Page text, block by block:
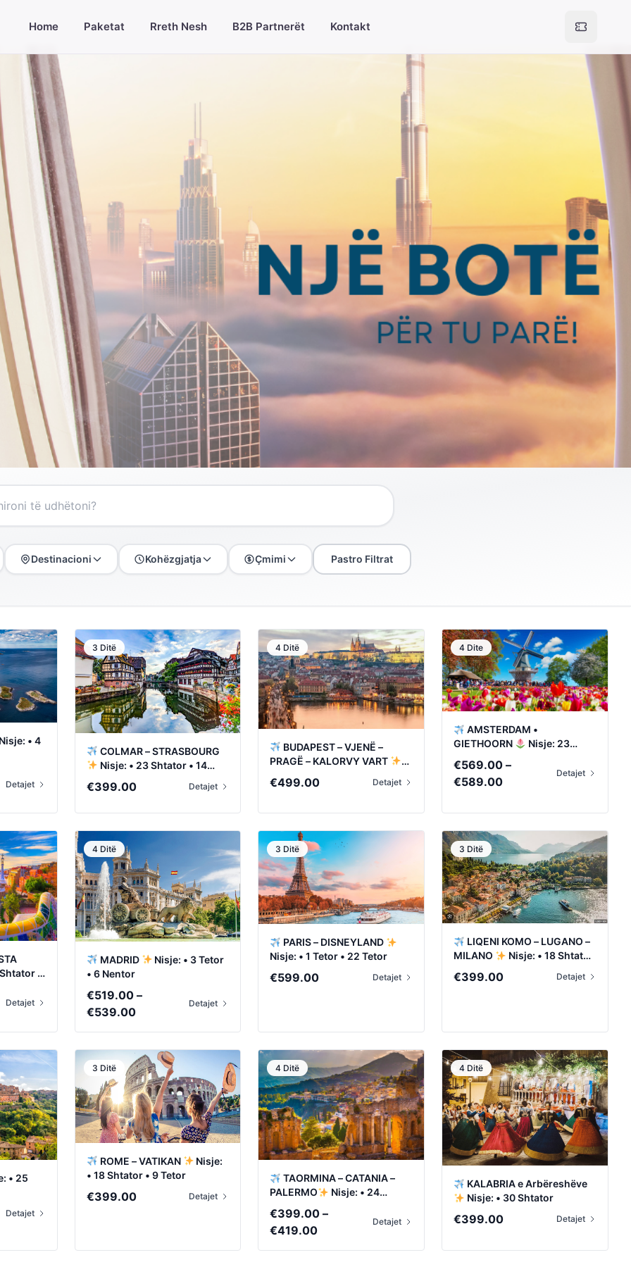
Home Paketat Rreth Nesh B2B Partnerët Kontakt
Destinacioni Kohëzgjatja Çmimi Pastro Filtrat
• 4
Detajet
3 Ditë
COLMAR – STRASBOURG
Nisje: • 23 Shtator • 14
€399.00 Detajet
4 Ditë
BUDAPEST – VJENË –
PRAGË – KALORVY VART
€499.00 Detajet
4 Dite
AMSTERDAM •
GIETHOORN
Nisje: 23
€569.00 –
€589.00Price
€569.00
through
€589.00
Detajet
•
Detajet
4 Ditë
MADRID
Nisje: • 3 Tetor
• 6 Nentor
€519.00 –
€539.00Price
through
€539.00
Detajet
3 Ditë
PARIS – DISNEYLAND
Nisje: • 1 Tetor • 22 Tetor
€599.00 Detajet
3 Ditë
LIQENI KOMO – LUGANO –
MILANO
Nisje: • 18 Shtator
€399.00 Detajet
• 25
Detajet
3 Ditë
ROME – VATIKAN
Nisje:
• 18 Shtator • 9 Tetor
€399.00 Detajet
4 Ditë
TAORMINA – CATANIA –
PALERMO
Nisje: • 24
€399.00 –
€419.00Price
range:
Detajet
4 Ditë
KALABRIA e Arbëreshëve
Nisje: • 30 Shtator
€399.00 Detajet